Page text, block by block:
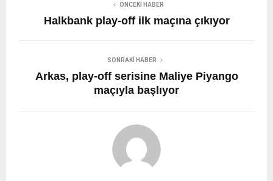
ÖNCEKI HABER
Halkbank play-off ilk maçına çıkıyor
SONRAKI HABER
Arkas, play-off serisine Maliye Piyango
maçıyla başlıyor